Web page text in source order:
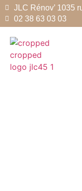
JLC Rénov’ 1035
02 38 63 03 03